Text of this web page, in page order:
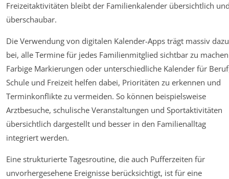
Freizeitaktivitäten bleibt der Familienkalender übersichtlich
überschaubar.
Die Verwendung von digitalen Kalender-Apps trägt massiv dazu
bei, alle Termine für jedes Familienmitglied sichtbar zu
Farbige Markierungen oder unterschiedliche Kalender für
Schule und Freizeit helfen dabei, Prioritäten zu erkennen und
Terminkonflikte zu vermeiden. So können beispielsweise
Arztbesuche, schulische Veranstaltungen und Sportaktivitäten
übersichtlich dargestellt und besser in den Familienalltag
integriert werden.
Eine strukturierte Tagesroutine, die auch Pufferzeiten für
unvorhergesehene Ereignisse berücksichtigt, ist für eine